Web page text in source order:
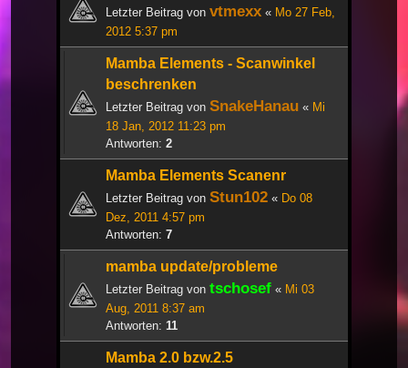
Letzter Beitrag von vtmexx « Mo 27 Feb,
2012 5:37 pm
Mamba Elements - Scanwinkel
beschrenken
Letzter Beitrag von SnakeHanau « Mi
18 Jan, 2012 11:23 pm
Antworten: 2
Mamba Elements Scanenr
Letzter Beitrag von Stun102 « Do 08
Dez, 2011 4:57 pm
Antworten: 7
mamba update/probleme
Letzter Beitrag von tschosef « Mi 03
Aug, 2011 8:37 am
Antworten: 11
Mamba 2.0 bzw.2.5